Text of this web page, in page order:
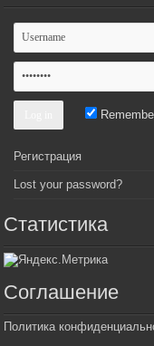
Регистрация
Lost your password?
Статистика
Соглашение
Политика